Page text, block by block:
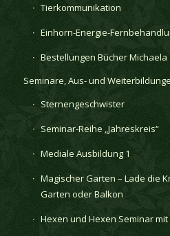
Tierkommunikation
Einhorn-Energie-
Bestellungen Bücher Michaela
Seminare, Aus- und
Sternengeschwister
Seminar-Reihe „Jahreskreis“
Mediale Ausbildung 1
Magischer Garten – Lade die
Garten oder Balkon
Hexen und Hexen Seminar